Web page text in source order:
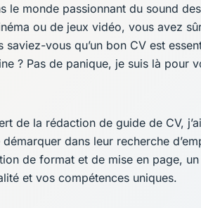
le monde passionnant du sound
ou de jeux vidéo, vous avez
saviez-vous qu’un bon CV est
? Pas de panique, je suis là pour
de la rédaction de guide de CV,
dans leur recherche
de format et de mise en page,
et vos compétences uniques.